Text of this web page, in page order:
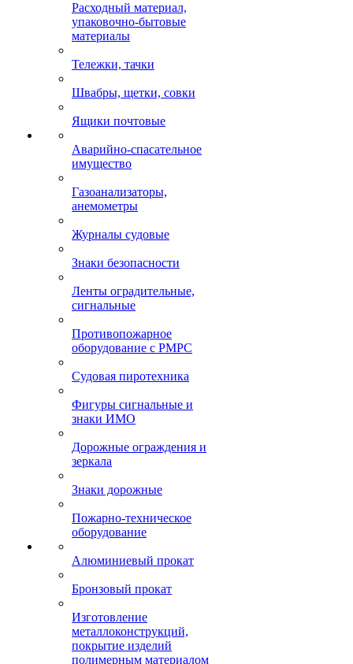
Расходный материал,
упаковочно-бытовые
материалы
Тележки, тачки
Швабры, щетки, совки
Ящики почтовые
Аварийно-спасательное
имущество
Газоанализаторы,
анемометры
Журналы судовые
Знаки безопасности
Ленты оградительные,
сигнальные
Противопожарное
оборудование с РМРС
Судовая пиротехника
Фигуры сигнальные и
знаки ИМО
Дорожные ограждения и
зеркала
Знаки дорожные
Пожарно-техническое
оборудование
Алюминиевый прокат
Бронзовый прокат
Изготовление
металлоконструкций,
покрытие изделий
полимерным материалом